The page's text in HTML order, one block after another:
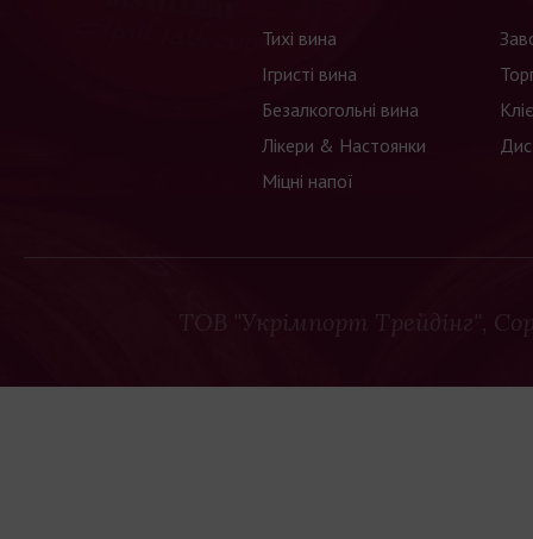
Тихі вина
Ігристі вина
Безалкогольні вина
Лікери & Настоянки
Міцні напої
ТОВ "Укрімпорт Трейдінг",